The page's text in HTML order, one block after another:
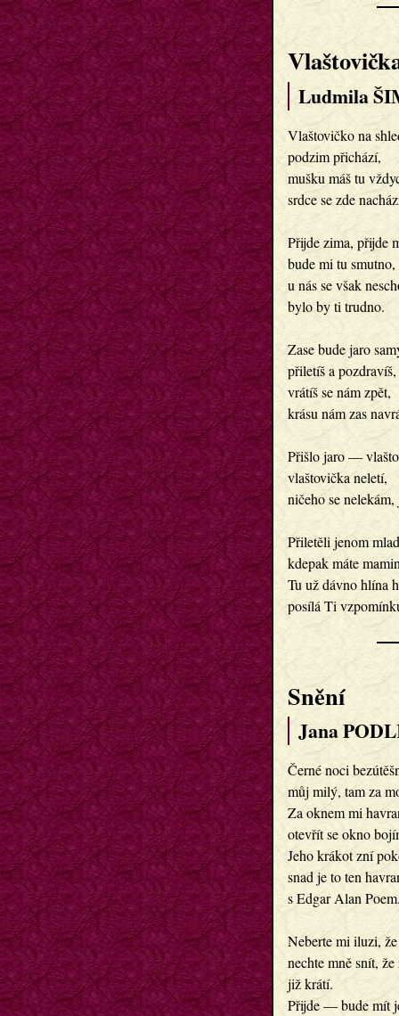
Ludmila
Vlaštovičko na
podzim přichází,
mušku máš tu
srdce se zde
Přijde zima, přijde
bude mi tu smutno,
u nás se však
bylo by ti trudno.
Zase bude jaro
přiletíš a pozdravíš,
vrátíš se nám zpět,
krásu nám zas
Přišlo jaro —
vlaštovička neletí,
ničeho se
Přiletěli jenom
kdepak máte
Tu už dávno hlína
posílá Ti
Snění
Jana
Černé noci
můj milý, tam za
Za oknem mi
otevřít se okno
Jeho krákot zní
snad je to ten
s Edgar Alan
Neberte mi iluzi,
nechte mně snít,
již krátí.
Přijde — bude mít